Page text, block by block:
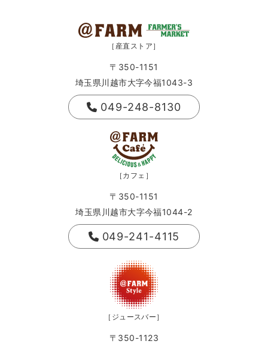
［産直ストア］
〒350-1151
埼玉県川越市大字今福1043-3
049-248-8130
［カフェ］
〒350-1151
埼玉県川越市大字今福1044-2
049-241-4115
［ジュースバー］
〒350-1123